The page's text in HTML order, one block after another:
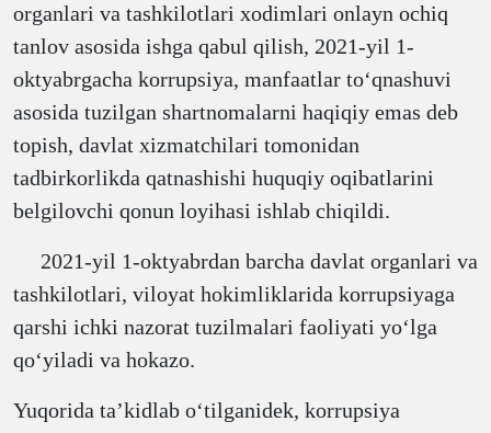
organlari va tashkilotlari xodimlari onlayn ochiq
tanlov asosida ishga qabul qilish, 2021-yil 1-
oktyabrgacha korrupsiya, manfaatlar toʻqnashuvi
asosida tuzilgan shartnomalarni haqiqiy emas deb
topish, davlat xizmatchilari tomonidan
tadbirkorlikda qatnashishi huquqiy oqibatlarini
belgilovchi qonun loyihasi ishlab chiqildi.
2021-yil 1-oktyabrdan barcha davlat organlari va
tashkilotlari, viloyat hokimliklarida korrupsiyaga
qarshi ichki nazorat tuzilmalari faoliyati yoʻlga
qoʻyiladi va hokazo.
Yuqorida taʼkidlab oʻtilganidek, korrupsiya